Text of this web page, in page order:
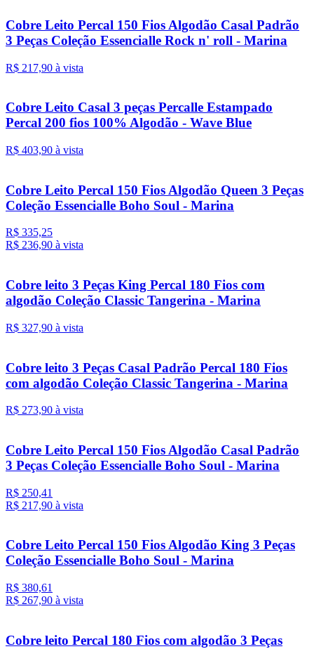
Cobre Leito Percal 150 Fios Algodão Casal Padrão
3 Peças Coleção Essencialle Rock n' roll - Marina
R$ 217,90 à vista
Cobre Leito Casal 3 peças Percalle Estampado
Percal 200 fios 100% Algodão - Wave Blue
R$ 403,90 à vista
Cobre Leito Percal 150 Fios Algodão Queen 3 Peças
Coleção Essencialle Boho Soul - Marina
R$ 335,25
R$ 236,90 à vista
Cobre leito 3 Peças King Percal 180 Fios com
algodão Coleção Classic Tangerina - Marina
R$ 327,90 à vista
Cobre leito 3 Peças Casal Padrão Percal 180 Fios
com algodão Coleção Classic Tangerina - Marina
R$ 273,90 à vista
Cobre Leito Percal 150 Fios Algodão Casal Padrão
3 Peças Coleção Essencialle Boho Soul - Marina
R$ 250,41
R$ 217,90 à vista
Cobre Leito Percal 150 Fios Algodão King 3 Peças
Coleção Essencialle Boho Soul - Marina
R$ 380,61
R$ 267,90 à vista
Cobre leito Percal 180 Fios com algodão 3 Peças